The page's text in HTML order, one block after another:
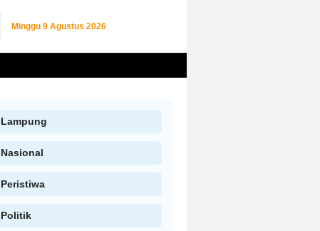
Minggu 9 Agustus 2026
Lampung
Nasional
Peristiwa
Politik